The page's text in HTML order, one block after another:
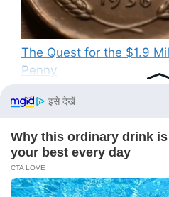
The Quest for the $1.9
Penny
Recent
No comments to show.